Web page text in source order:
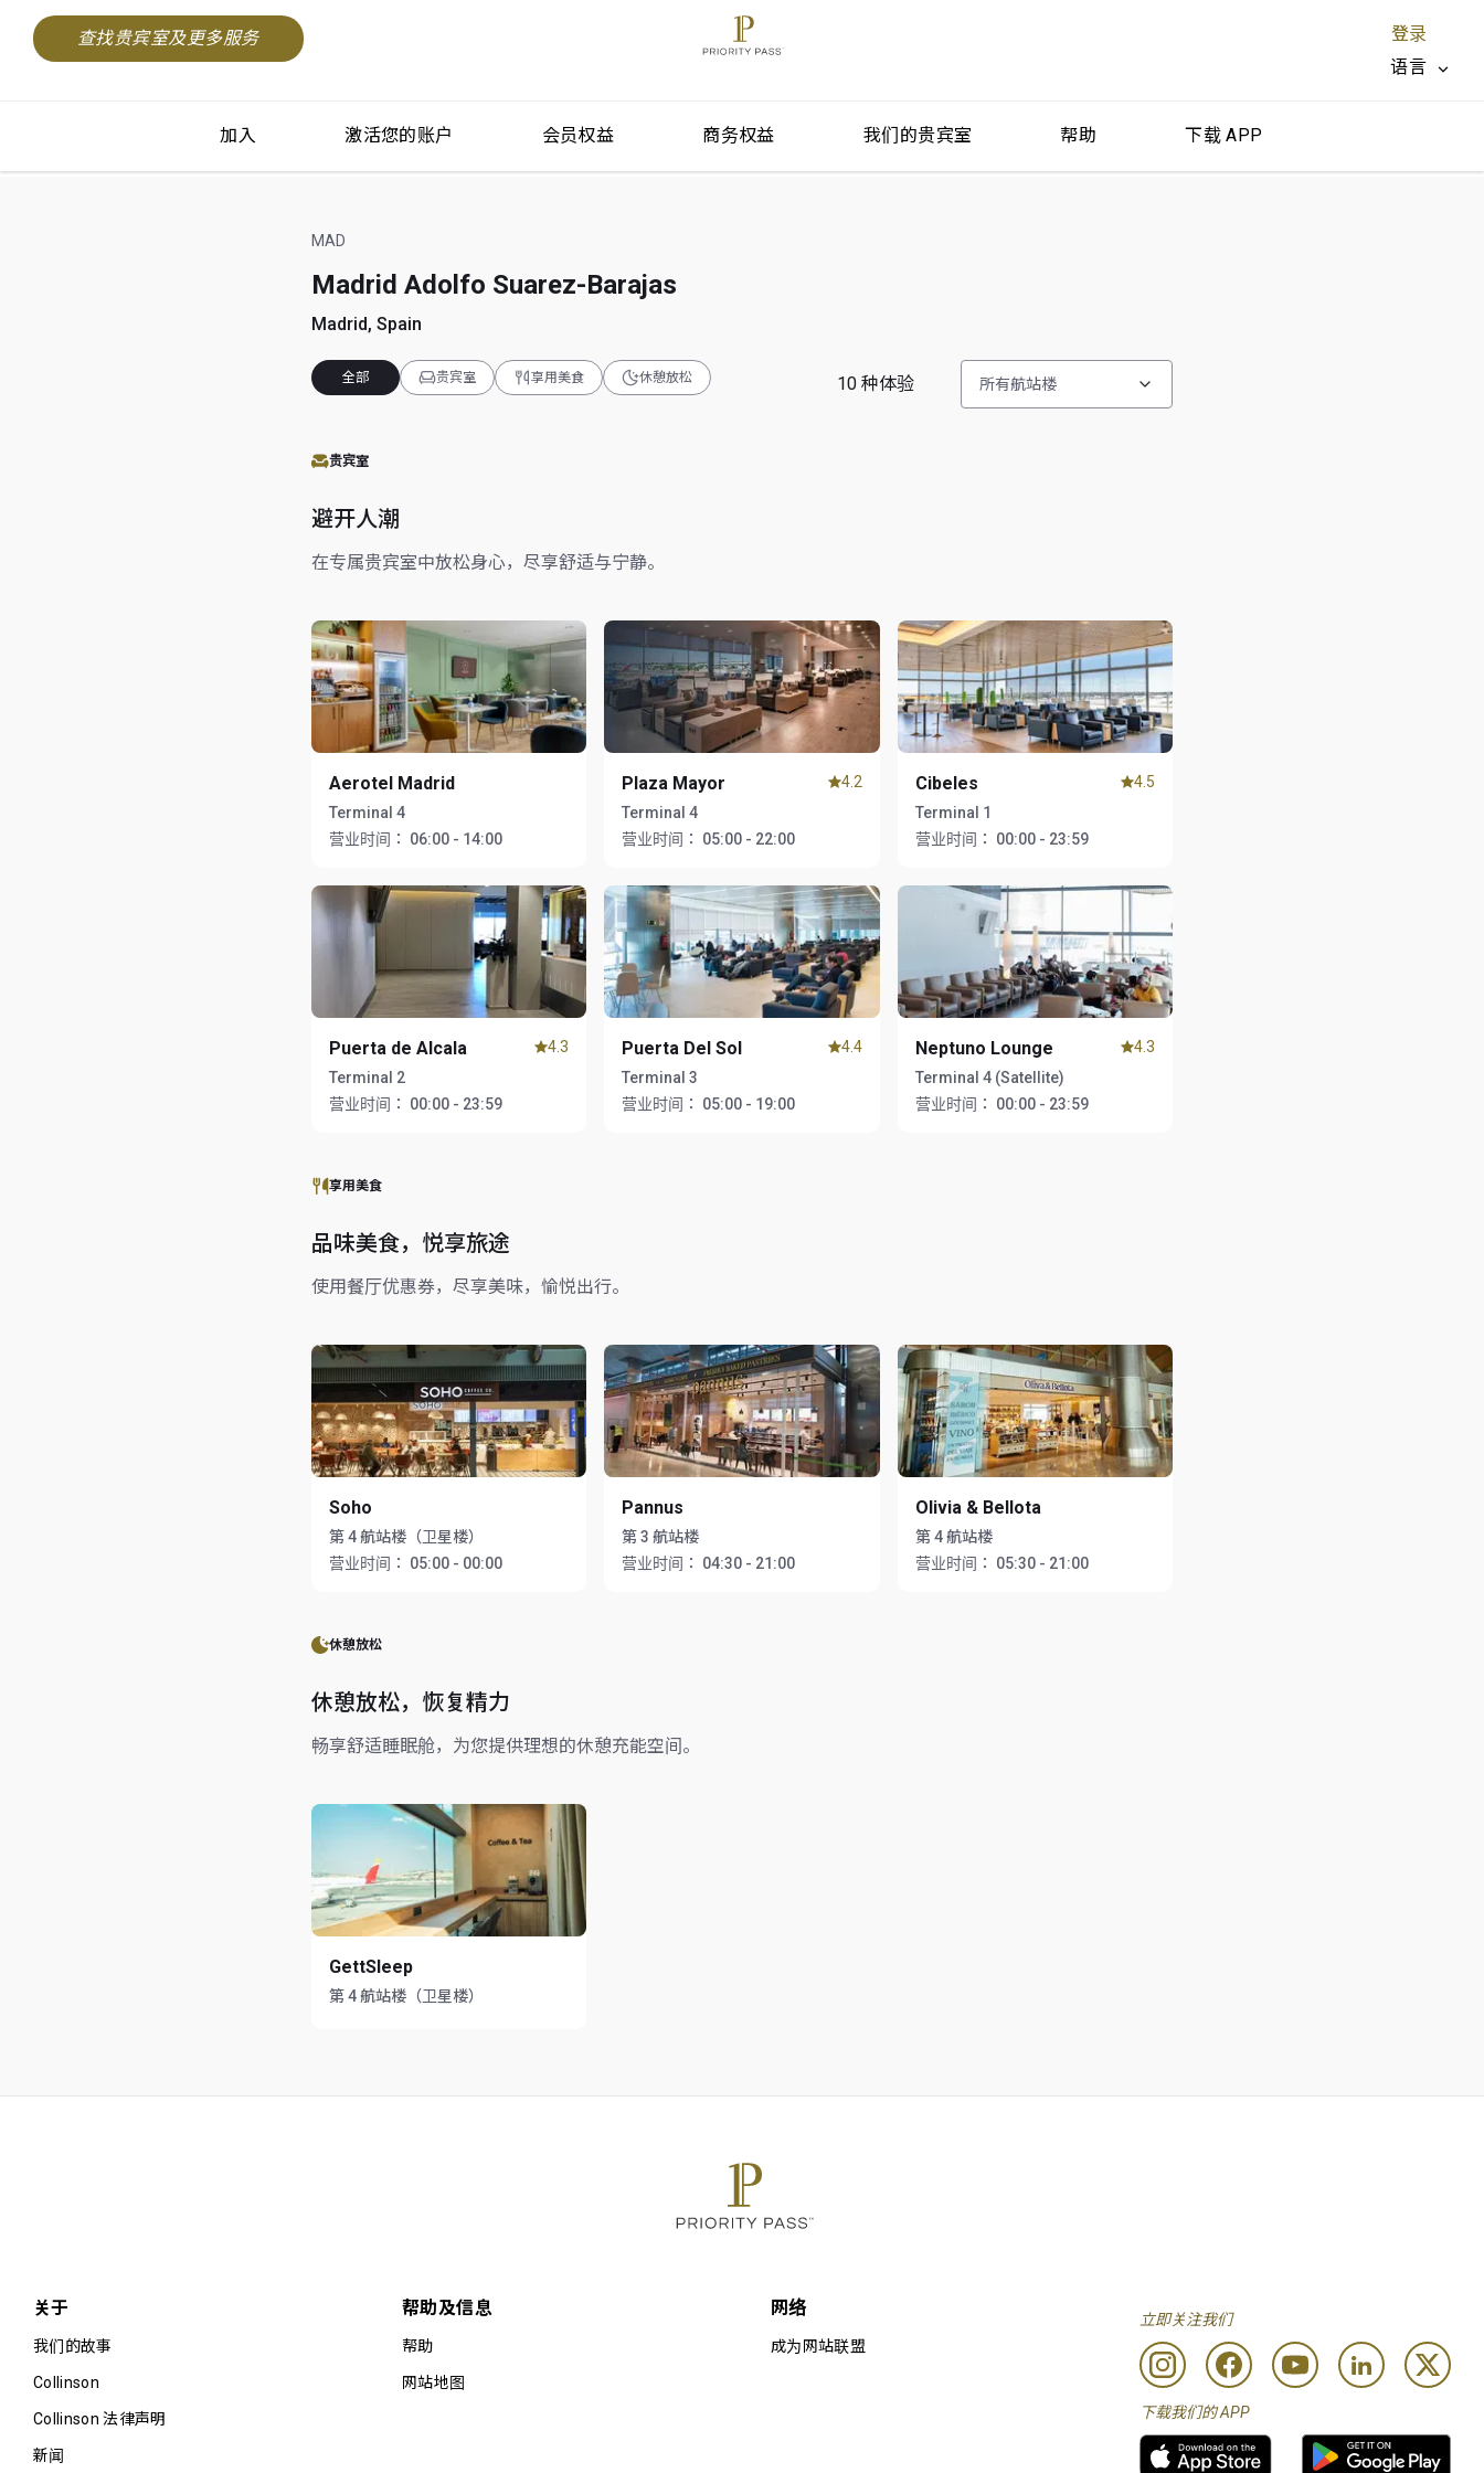
查找贵宾室及更多服务
登录
语言
加入 激活您的账户 会员权益 商务权益 我们的贵宾室 帮助 下载 APP
MAD
Madrid Adolfo Suarez-Barajas
Madrid, Spain
全部 贵宾室 享用美食 休憩放松 10 种体验 所有航站楼
贵宾室
避开人潮
在专属贵宾室中放松身心，尽享舒适与宁静。
Aerotel Madrid
Terminal 4
营业时间：
06:00 - 14:00
Plaza Mayor
Terminal 4
营业时间：
05:00 - 22:00
4.2 Cibeles
Terminal 1
营业时间：
00:00 - 23:59
4.5
Puerta de Alcala
Terminal 2
营业时间：
00:00 - 23:59
4.3 Puerta Del Sol
Terminal 3
营业时间：
05:00 - 19:00
4.4 Neptuno Lounge
Terminal 4 (Satellite)
营业时间：
00:00 - 23:59
4.3
享用美食
品味美食，悦享旅途
使用餐厅优惠券，尽享美味，愉悦出行。
Soho
第 4 航站楼（卫星楼）
营业时间：
05:00 - 00:00
Pannus
第 3 航站楼
营业时间：
04:30 - 21:00
Olivia & Bellota
第 4 航站楼
营业时间：
05:30 - 21:00
休憩放松
休憩放松，恢复精力
畅享舒适睡眠舱，为您提供理想的休憩充能空间。
GettSleep
第 4 航站楼（卫星楼）
关于
我们的故事
Collinson
Collinson 法律声明
新闻
帮助及信息
帮助
网站地图
网络
成为网站联盟
立即关注我们
下载我们的 APP